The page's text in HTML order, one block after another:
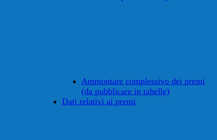
Ammontare complessivo dei premi
(da pubblicare in tabelle)
Dati relativi ai premi